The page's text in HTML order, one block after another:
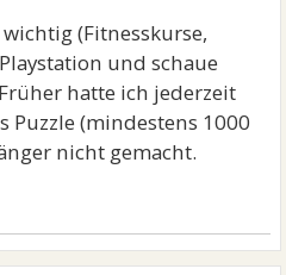
(Fitnesskurse,
und schaue
hatte ich jederzeit
Puzzle (mindestens 1000
nicht gemacht.